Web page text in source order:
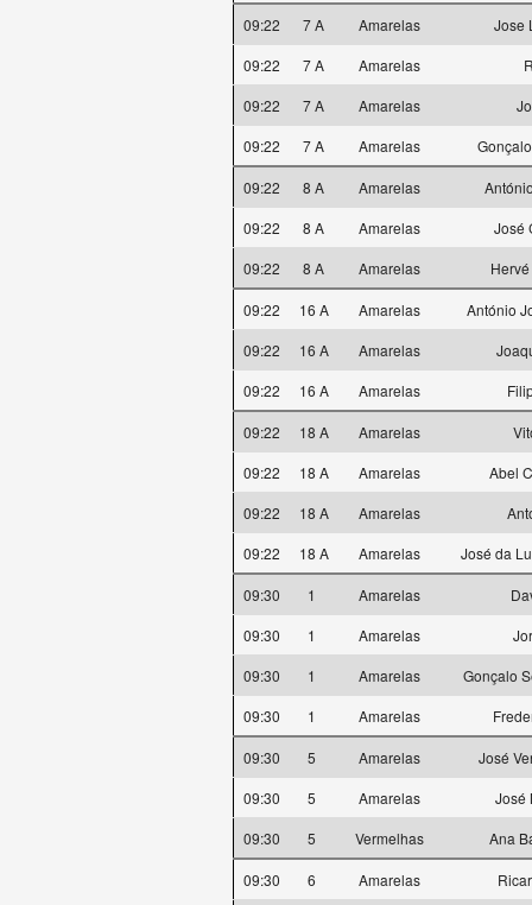
09:22 7 A Amarelas
Jose
09:22
7 A Amarelas
09:22
7 A Amarelas
09:22
7 A Amarelas
09:22 8 A Amarelas
09:22
8 A Amarelas
José
09:22
8 A Amarelas
09:22 16 A Amarelas
António
09:22
16 A Amarelas
09:22
16 A Amarelas
09:22 18 A Amarelas
09:22
18 A Amarelas
Abel
09:22
18 A Amarelas
09:22
18 A Amarelas José da
09:30 1 Amarelas
09:30
1 Amarelas
09:30
1 Amarelas
Gonçalo
09:30
1 Amarelas
09:30 5 Amarelas
José
09:30
5 Amarelas
José
09:30
5 Vermelhas Ana
09:30 6 Amarelas